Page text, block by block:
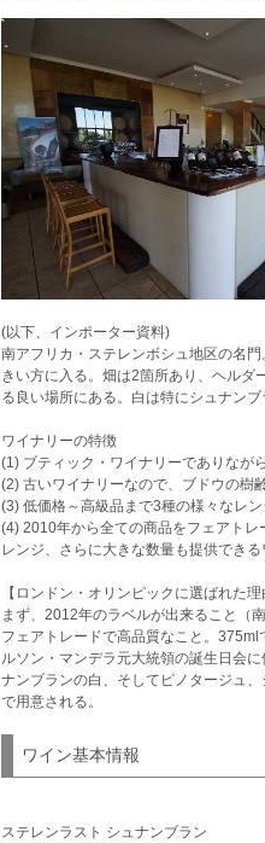
(以下、インポーター資料)
南アフリカ・ステレンボシュ地区の名
きい方に入る。畑は2箇所あり、ヘル
る良い場所にある。白は特にシュナン
ワイナリーの特徴
(1) ブティック・ワイナリーでありなが
(2) 古いワイナリーなので、ブドウの樹
(3) 低価格～高級品まで3種の様々なレン
(4) 2010年から全ての商品をフェアト
レンジ、さらに大きな数量も提供できる
【ロンドン・オリンピックに選ばれた理
まず、2012年のラベルが出来ること（
フェアトレードで高品質なこと。
ルソン・マンデラ元大統領の誕生日会
ナンブランの白、そしてピノタージュ
で用意される。
ワイン基本情報
ステレンラスト シュナンブラン